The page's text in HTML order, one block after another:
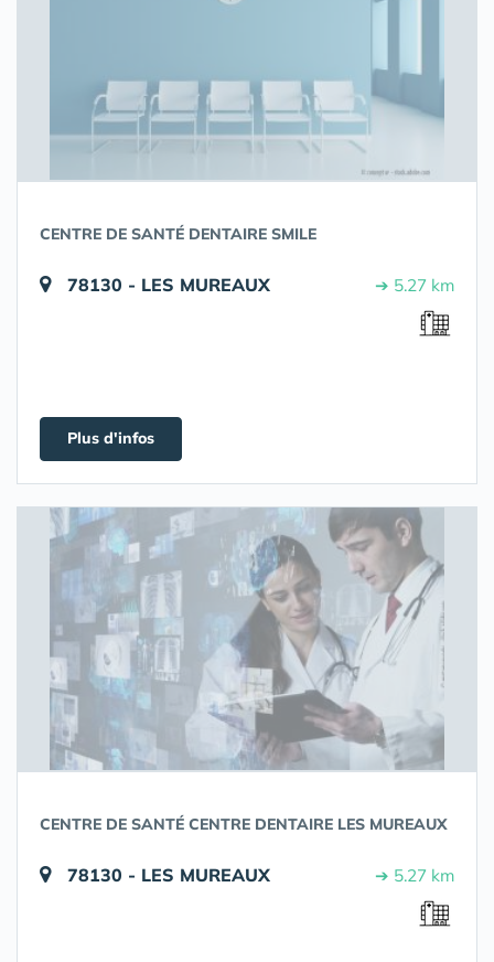
CENTRE DE SANTÉ DENTAIRE SMILE
78130 - LES MUREAUX ➔ 5.27 km
Plus d'infos
CENTRE DE SANTÉ CENTRE DENTAIRE LES MUREAUX
78130 - LES MUREAUX ➔ 5.27 km